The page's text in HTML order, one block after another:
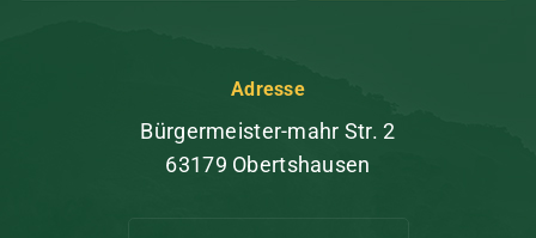
Adresse
Bürgermeister-mahr Str. 2
63179 Obertshausen